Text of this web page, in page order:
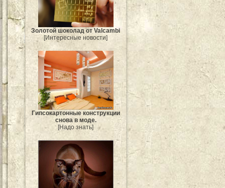
Золотой шоколад от Valcambi
[Интересные новости]
Гипсокартонные конструкции
снова в моде.
[Надо знать]